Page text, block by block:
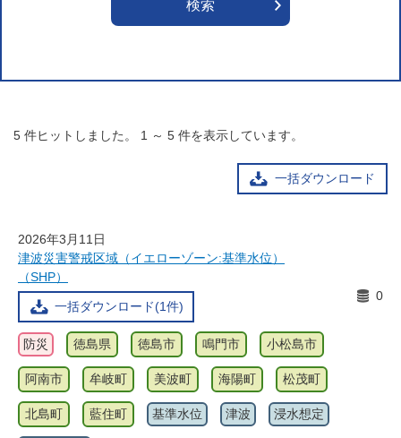
5 件ヒットしました。 1 ～ 5 件を表示しています。
一括ダウンロード
2026年3月11日
津波災害警戒区域（イエローゾーン:基準水位）
（SHP）
一括ダウンロード(1件)
0
防災 徳島県 徳島市 鳴門市 小松島市
阿南市 牟岐町 美波町 海陽町 松茂町
北島町 藍住町 基準水位 津波 浸水想定